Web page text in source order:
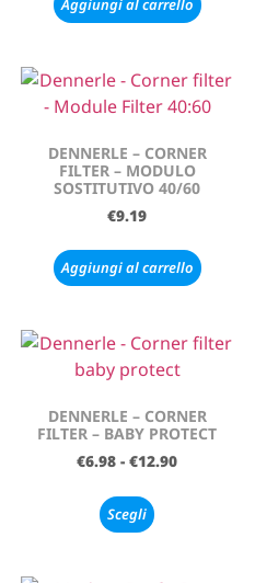
DENNERLE – CORNER
FILTER – MODULO
SOSTITUTIVO 40/60
€9.19
Aggiungi al carrello
DENNERLE – CORNER
FILTER – BABY PROTECT
€6.98 - €12.90
Scegli